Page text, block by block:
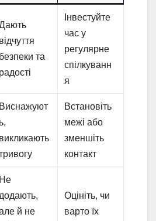
відчуття
безпеки та
радості
Інвестуйте
час у
регулярне
спілкуванн
я
Виснажуют
ь,
викликають
Встановіть
межі або
зменшіть
контакт
Не
додають,
й не
Оцініть, чи
варто їх